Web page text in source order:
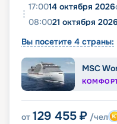
17:0014 октября 2026
08:0021 октября 2026
Вы посетите 4 страны:
MSC
от 129 455 ₽ /чел